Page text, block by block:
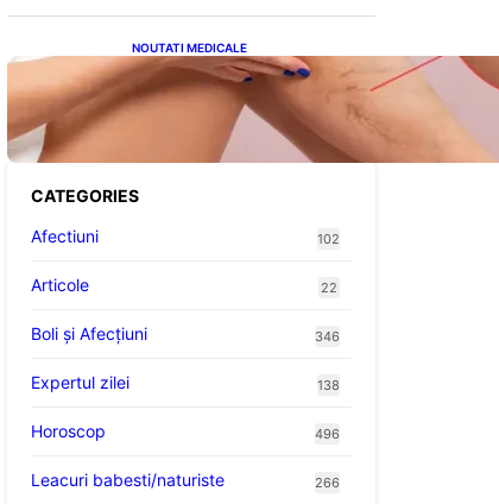
NOUTATI MEDICALE
Varicele și Umflarea
Picioarelor pe Caniculă:
Înțelegerea Simptomelor și
Măsurilor de Prevenție
CATEGORIES
Afectiuni
102
Articole 22
Boli și Afecțiuni 346
Expertul zilei 138
Horoscop 496
Leacuri babesti/naturiste 266